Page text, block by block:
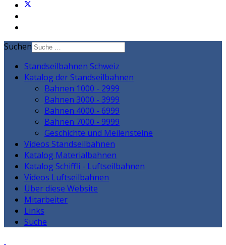
Suchen
Standseilbahnen Schweiz
Katalog der Standseilbahnen
Bahnen 1000 - 2999
Bahnen 3000 - 3999
Bahnen 4000 - 6999
Bahnen 7000 - 9999
Geschichte und Meilensteine
Videos Standseilbahnen
Katalog Materialbahnen
Katalog Schiffli - Luftseilbahnen
Videos Luftseilbahnen
Über diese Website
Mitarbeiter
Links
Suche